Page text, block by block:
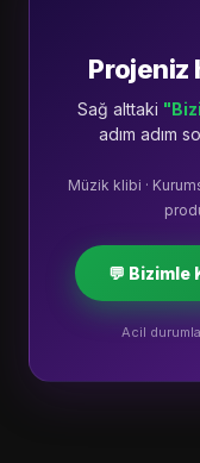
Projeniz
Sağ alttaki
adım adım
Müzik klibi ·
💬 Bizimle
Acil